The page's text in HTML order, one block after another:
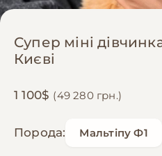
Супер міні
Києві
1 100$ (49 280 грн.)
Порода: Мальтіпу Ф1